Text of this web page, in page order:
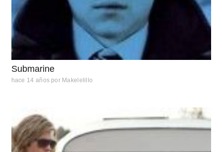
Submarine
hace 14 años por Makelelillo